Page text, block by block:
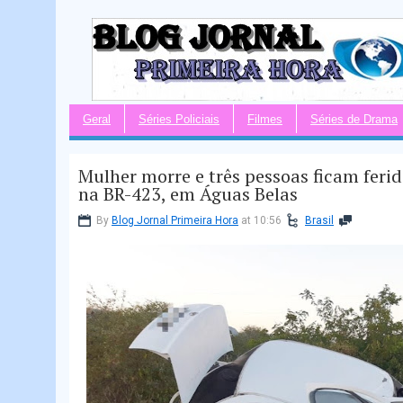
Geral Séries Policiais Filmes Séries de Drama
Mulher morre e três pessoas ficam
na BR-423, em Águas Belas
By Blog Jornal Primeira Hora at 10:56 Brasil